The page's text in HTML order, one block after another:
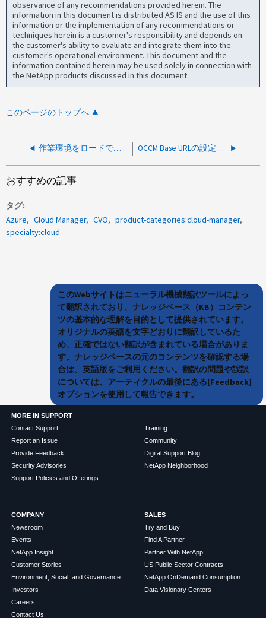
observance of any recommendations provided herein. The
information in this document is distributed AS IS and the use of this
information or the implementation of any recommendations or
techniques herein is a customer's responsibility and depends on
the customer's ability to evaluate and integrate them into the
customer's operational environment. This document and the
information contained herein may be used solely in connection with
the NetApp products discussed in this document.
このページのトップへ
作業環境をロードできず、BlueXP でoccmエラーが発生する OCCM Base URLの設定ミスにより、NetApp Consoleで作業環境が読み込み状態のまま停止しています
おすすめの記事
タグ
Azure
Cloud Manager CVO
product-categories:cloud-manager
specialty:cloud
このWebサイトはニューラル機械翻訳ツールによっ
て翻訳されており、ナレッジベース（KB）コンテン
ツの基本的な理解を目的として提供されています。
オリジナルの英語を文字どおりに翻訳しているた
め、正確ではない翻訳が含まれている場合がありま
す。ナレッジベースの元のコンテンツを確認する場
合は、英語版をご利用ください。翻訳の問題や誤訳
については、アーティクルの最後にある[Feedback]
オプションを使用して報告できます。
MORE IN SUPPORT
Contact Support
Report an Issue
Provide Feedback
Security Advisories
Support Policies and Offerings
Training
Community
Digital Support Blog
NetApp Neighborhood
COMPANY
Newsroom
Events
NetApp Insight
Customer Stories
Environment, Social, and Governance
Investors
Careers
Contact Us
SALES
Try and Buy
Find A Partner
Partner With NetApp
US Public Sector Contracts
NetApp OnDemand Consumption
Data Visionary Centers